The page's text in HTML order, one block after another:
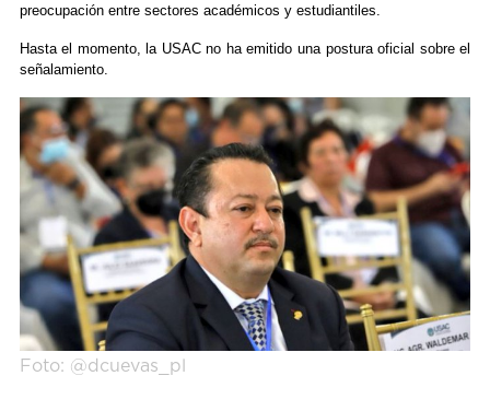
preocupación entre sectores académicos y estudiantiles.
Hasta el momento, la USAC no ha emitido una postura oficial sobre el
señalamiento.
Foto: @dcuevas_pl